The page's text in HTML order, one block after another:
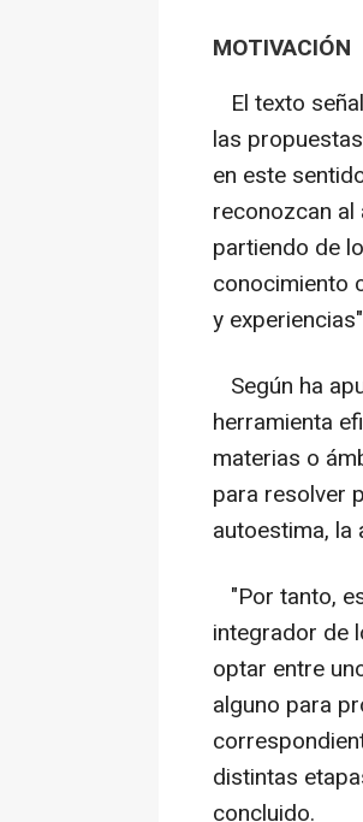
MOTIVACIÓN
El texto
las
en este
reconozcan
partiendo de
conocimiento
y
Según ha
herramienta
materias o
para resolver
autoestima, la
"Por tanto,
integrador de
optar entre
alguno para
distintas
concluido.